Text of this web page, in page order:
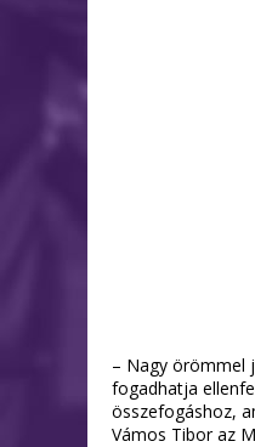
– Nagy örömmel
fogadhatja
összefogáshoz,
Vámos Tibor az